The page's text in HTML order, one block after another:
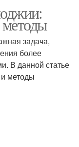
задача,
более
В данной статье
методы